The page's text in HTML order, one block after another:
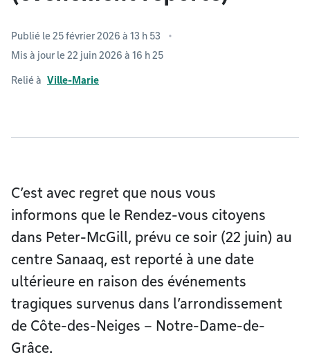
Publié le 25 février 2026 à 13 h 53
Mis à jour le 22 juin 2026 à 16 h 25
Relié à Ville-Marie
C’est avec regret que nous vous
informons que le Rendez-vous citoyens
dans Peter-McGill, prévu ce soir (22 juin) au
centre Sanaaq, est reporté à une date
ultérieure en raison des événements
tragiques survenus dans l’arrondissement
de Côte-des-Neiges – Notre-Dame-de-
Grâce.